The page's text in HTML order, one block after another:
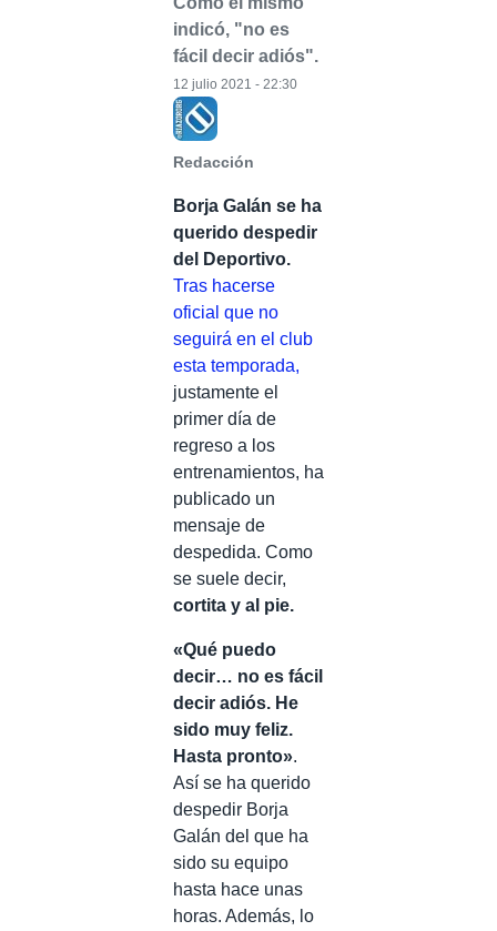
indicó, "no es
fácil decir adiós".
Redacción
12 julio 2021 - 22:30
Borja Galán se ha
querido despedir
del Deportivo.
Tras hacerse
oficial que no
seguirá en el club
esta temporada,
justamente el
primer día de
regreso a los
entrenamientos, ha
publicado un
mensaje de
despedida. Como
se suele decir,
cortita y al pie.
«Qué puedo
decir… no es fácil
decir adiós. He
sido muy feliz.
Hasta pronto».
Así se ha querido
despedir Borja
Galán del que ha
sido su equipo
hasta hace unas
horas. Además, lo